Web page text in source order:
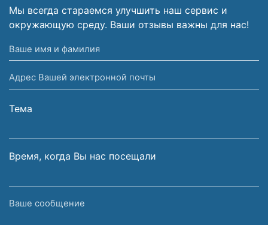
Мы всегда стараемся улучшить наш сервис и
окружающую среду. Ваши отзывы важны для нас!
Ваше
имя
и
фамилия
Адрес
Вашей
электронной
Тема
Время, когда Вы нас посещали
Ваше